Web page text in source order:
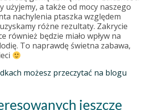
użyjemy, a także od mocy naszego
nachylenia ptaszka względem
różne rezultaty. Zakrycie
również będzie miało wpływ na
To naprawdę świetna zabawa,
możesz przeczytać na blogu
jeszcze